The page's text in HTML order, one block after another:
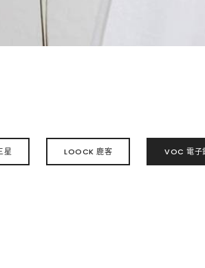
星 LOOCK 鹿客 VOC 電子